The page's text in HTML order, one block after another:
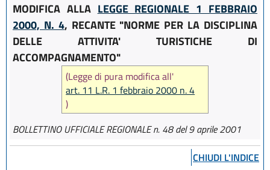
MODIFICA ALLA LEGGE REGIONALE 1 FEBBRAIO
2000, N. 4, RECANTE "NORME PER LA DISCIPLINA
DELLE ATTIVITA' TURISTICHE DI
ACCOMPAGNAMENTO"
(Legge di pura modifica all'
art. 11 L.R. 1 febbraio 2000 n. 4
)
BOLLETTINO UFFICIALE REGIONALE n. 48 del 9 aprile 2001
CHIUDI L'INDICE